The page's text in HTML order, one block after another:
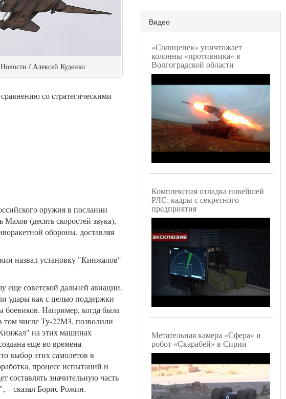
/ Алексей Куденко
со стратегическими
оружия в послании
(десять скоростей звука),
обороны, доставляя
назвал установку "Кинжалов"
еще советской дальней авиации.
удары как с целью поддержки
боевиков. Например, когда была
том числе Ту-22М3, позволили
на этих машинах
еще во времена
выбор этих самолетов в
процесс испытаний и
составлять значительную часть
– сказал Борис Рожин.
Видео
«Солнцепек» уничтожает
колонны «противника» в
Волгоградской области
Комплексная отладка новейшей
РЛС: кадры с секретного
предприятия
Метательная камера «Сфера» и
робот «Скарабей» в Сирии